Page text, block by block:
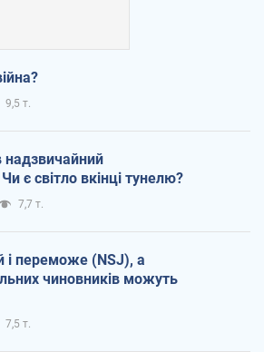
9,5 т.
надзвичайний
є світло вкінці тунелю?
7,7 т.
і переможе (NSJ), а
чиновників можуть
7,5 т.